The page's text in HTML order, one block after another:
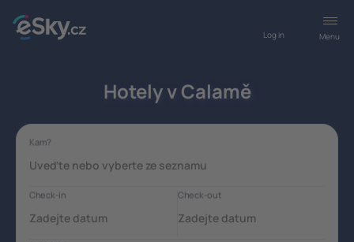
Menu
Log in
Hotely v Calamě